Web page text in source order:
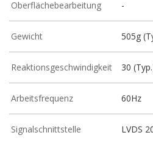
Oberflächebearbeitung -
Gewicht 505g
Reaktionsgeschwindigkeit 30
Arbeitsfrequenz 60Hz
Signalschnittstelle LVDS